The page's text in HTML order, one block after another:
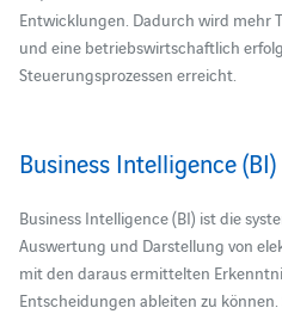
Entwicklungen. Dadurch wird mehr
und eine betriebswirtschaftlich
Steuerungsprozessen erreicht.
Business Intelligence (BI)
Business Intelligence (BI) ist die
Auswertung und Darstellung von
mit den daraus ermittelten
Entscheidungen ableiten zu